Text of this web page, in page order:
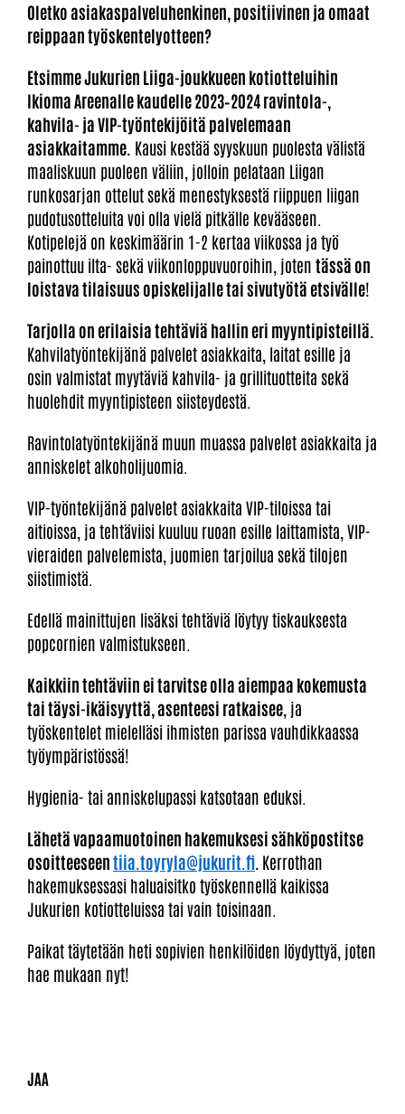
Oletko asiakaspalveluhenkinen, positiivinen ja omaat
reippaan työskentelyotteen?
Etsimme Jukurien Liiga-joukkueen kotiotteluihin
Ikioma Areenalle kaudelle 2023–2024 ravintola-,
kahvila- ja VIP-työntekijöitä palvelemaan
asiakkaitamme. Kausi kestää syyskuun puolesta välistä
maaliskuun puoleen väliin, jolloin pelataan Liigan
runkosarjan ottelut sekä menestyksestä riippuen liigan
pudotusotteluita voi olla vielä pitkälle kevääseen.
Kotipelejä on keskimäärin 1-2 kertaa viikossa ja työ
painottuu ilta- sekä viikonloppuvuoroihin, joten tässä on
loistava tilaisuus opiskelijalle tai sivutyötä etsivälle!
Tarjolla on erilaisia tehtäviä hallin eri myyntipisteillä.
Kahvilatyöntekijänä palvelet asiakkaita, laitat esille ja
osin valmistat myytäviä kahvila- ja grillituotteita sekä
huolehdit myyntipisteen siisteydestä.
Ravintolatyöntekijänä muun muassa palvelet asiakkaita ja
anniskelet alkoholijuomia.
VIP-työntekijänä palvelet asiakkaita VIP-tiloissa tai
aitioissa, ja tehtäviisi kuuluu ruoan esille laittamista, VIP-
vieraiden palvelemista, juomien tarjoilua sekä tilojen
siistimistä.
Edellä mainittujen lisäksi tehtäviä löytyy tiskauksesta
popcornien valmistukseen.
Kaikkiin tehtäviin ei tarvitse olla aiempaa kokemusta
tai täysi-ikäisyyttä, asenteesi ratkaisee , ja
työskentelet mielelläsi ihmisten parissa vauhdikkaassa
työympäristössä!
Hygienia- tai anniskelupassi katsotaan eduksi.
Lähetä vapaamuotoinen hakemuksesi sähköpostitse
osoitteeseentiia.toyryla@jukurit.fi. Kerrothan
hakemuksessasi haluaisitko työskennellä kaikissa
Jukurien kotiotteluissa tai vain toisinaan.
Paikat täytetään heti sopivien henkilöiden löydyttyä, joten
hae mukaan nyt!